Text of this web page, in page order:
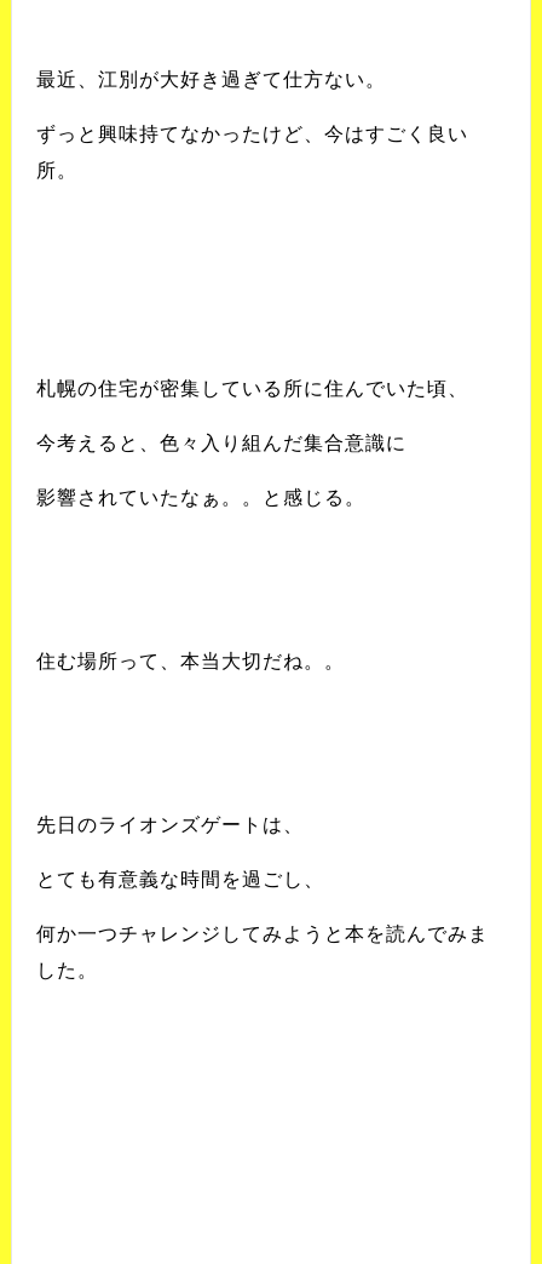
最近、江別が大好き過ぎて仕方ない。
ずっと興味持てなかったけど、 今はすごく良い
所。
札幌の住宅が密集している所に住んでいた頃、
今考えると、 色々入り組んだ集合意識に
影響されていたなぁ。。と感じる。
住む場所って、本当大切だね。。
先日のライオンズゲートは、
とても有意義な時間を過ごし、
何か一つチャレンジしてみようと本を読んでみま
した。